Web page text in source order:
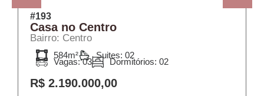
#193
Casa no Centro
Bairro: Centro
584m² Suites: 02
Vagas: 03 Dormitórios: 02
R$ 2.190.000,00